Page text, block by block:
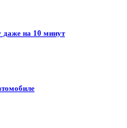
даже на 10 минут